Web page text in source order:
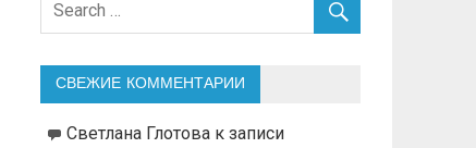
СВЕЖИЕ КОММЕНТАРИИ
Светлана Глотовак записи